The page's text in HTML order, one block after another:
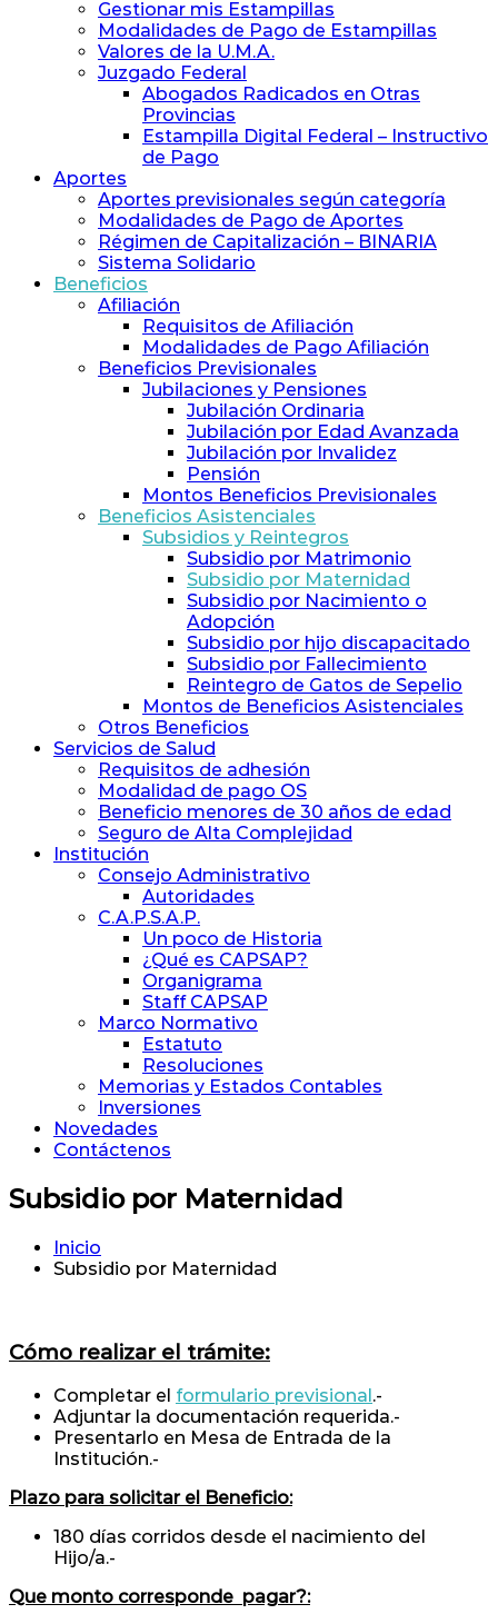
Previsión
Procuradores
Gestionar mis Estampillas
Modalidades de Pago de Estampillas
Valores de la U.M.A.
Juzgado Federal
Abogados Radicados en Otras
Provincias
Estampilla Digital Federal – Instructivo
de Pago
Aportes
Aportes previsionales según categoría
Modalidades de Pago de Aportes
Régimen de Capitalización – BINARIA
Sistema Solidario
Beneficios
Afiliación
Requisitos de Afiliación
Modalidades de Pago Afiliación
Beneficios Previsionales
Jubilaciones y Pensiones
Jubilación Ordinaria
Jubilación por Edad Avanzada
Jubilación por Invalidez
Pensión
Montos Beneficios Previsionales
Beneficios Asistenciales
Subsidios y Reintegros
Subsidio por Matrimonio
Subsidio por Maternidad
Subsidio por Nacimiento o
Adopción
Subsidio por hijo discapacitado
Subsidio por Fallecimiento
Reintegro de Gatos de Sepelio
Montos de Beneficios Asistenciales
Otros Beneficios
Servicios de Salud
Requisitos de adhesión
Modalidad de pago OS
Beneficio menores de 30 años de edad
Seguro de Alta Complejidad
Institución
Consejo Administrativo
Autoridades
C.A.P.S.A.P.
Un poco de Historia
¿Qué es CAPSAP?
Organigrama
Staff CAPSAP
Marco Normativo
Estatuto
Resoluciones
Memorias y Estados Contables
Inversiones
Novedades
Contáctenos
Subsidio por Maternidad
Inicio
Subsidio por Maternidad
Cómo realizar el trámite:
Completar el formulario previsional .-
Adjuntar la documentación requerida.-
Presentarlo en Mesa de Entrada de la
Institución.-
Plazo para solicitar el Beneficio:
180 días corridos desde el nacimiento del
Hijo/a.-
Que monto corresponde pagar?: